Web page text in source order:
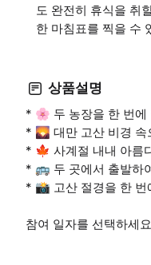
도 완전히 휴식을 취
한 마침표를 찍을 수
상품설명
* 🌸 두 농장을 한 번에
* 🌄 대만 고산 비경 속
* 🍁 사계절 내내 아름
* 🚌 두 곳에서 출발하
* 📸 고산 절경을 한 번
참여 일자를 선택하세